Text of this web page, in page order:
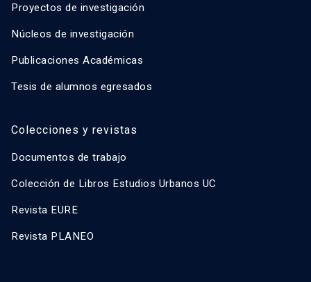
Proyectos de investigación
Núcleos de investigación
Publicaciones Académicas
Tesis de alumnos egresados
Colecciones y revistas
Documentos de trabajo
Colección de Libros Estudios Urbanos UC
Revista EURE
Revista PLANEO